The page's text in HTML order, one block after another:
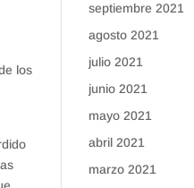
los
septiembre 2021
agosto 2021
julio 2021
junio 2021
mayo 2021
abril 2021
marzo 2021